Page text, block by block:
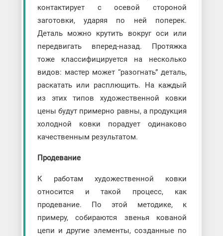
контактирует с осевой стороной
заготовки, ударяя по ней поперек.
Деталь можно крутить вокруг оси или
передвигать вперед-назад. Протяжка
тоже классифицируется на несколько
видов: мастер может “разогнать” деталь,
раскатать или расплющить. На каждый
из этих типов художественной ковки
цены будут примерно равны, а продукция
холодной ковки порадует одинаково
качественным результатом.
Продевание
К работам художественной ковки
относится и такой процесс, как
продевание. По этой методике, к
примеру, собираются звенья кованой
цепи и другие элементы, созданные по